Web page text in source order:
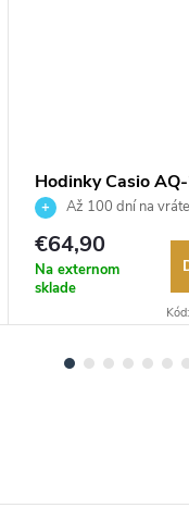
Hodinky Casio
9AEFAž 100 dní na
Autorizovaný predajca.
€64,90
Na externom
sklade
Kód: